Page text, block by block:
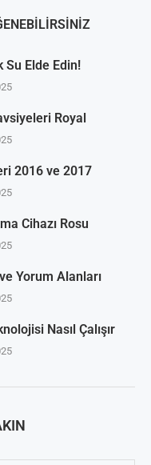
Su Elde Edin!
Royal
2016 ve 2017
Cihazı Rosu
Yorum Alanları
Nasıl Çalışır